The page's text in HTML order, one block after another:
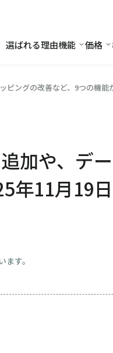
選ばれる理由機能 機能
価格
ングの改善など、9つの機
加や、デ
年11月19
す。